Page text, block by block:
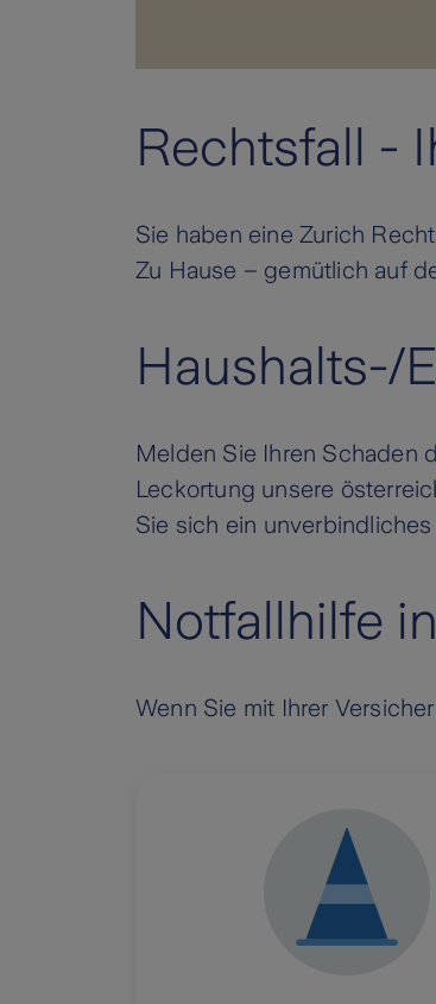
Rechtsfall -
Sie haben eine Zurich
Zu Hause – gemütlich auf
Haushalts-/
Melden Sie Ihren Schaden
Leckortung unsere
Sie sich ein
Notfallhilfe
Wenn Sie mit Ihrer